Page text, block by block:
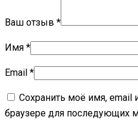
Ваш отзыв *
Имя *
Email *
Сохранить моё имя, email
браузере для последующих